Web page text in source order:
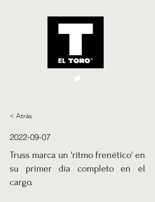
El Toro España
< Atrás
2022-09-07
Truss marca un 'ritmo frenético' en
su primer día completo en el
cargo.